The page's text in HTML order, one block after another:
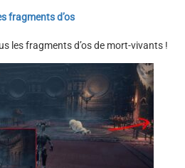
fragments d’os
les fragments d’os de mort-vivants !